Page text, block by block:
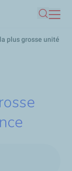
plus grosse unité